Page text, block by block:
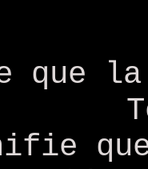
que